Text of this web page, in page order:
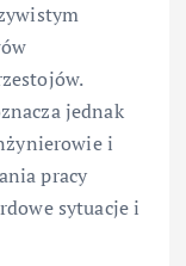
jednak
i
pracy
sytuacje i